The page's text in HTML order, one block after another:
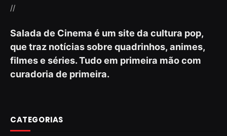
//
Salada de Cinema é um site da cultura pop,
que traz notícias sobre quadrinhos, animes,
filmes e séries. Tudo em primeira mão com
curadoria de primeira.
CATEGORIAS